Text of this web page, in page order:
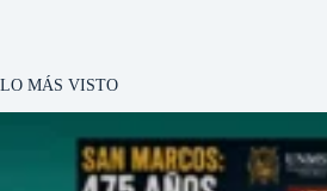
LO MÁS VISTO